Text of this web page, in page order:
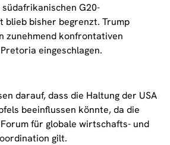
südafrikanischen G20-
blieb bisher begrenzt. Trump
zunehmend konfrontativen
eingeschlagen.
darauf, dass die Haltung der USA
beeinflussen könnte, da die
für globale wirtschafts- und
gilt.